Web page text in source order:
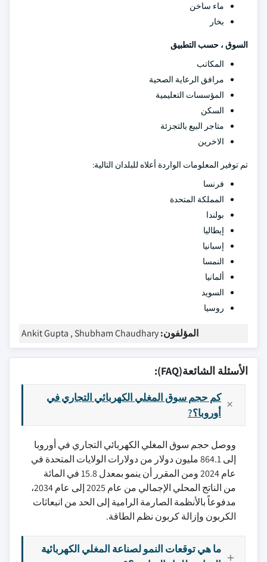
ماء ساخن
بخار
السوق ، حسب التطبيق
المكاتب
مرافق الرعاية الصحية
المؤسسات التعليمية
السكن
متاجر البيع بالتجزئة
الاخرين
تم توفير المعلومات الواردة أعلاه للبلدان التالية:
فرنسا
المملكة المتحدة
بولندا
إيطاليا
إسبانيا
النمسا
ألمانيا
السويد
روسيا
المؤلفون:Ankit Gupta , Shubham Chaudhary
الأسئلة الشائعة(FAQ):
كم حجم سوق المغلي الكهربائي التجاري في
أوروبا؟?
ووصل حجم سوق المغلي الكهربائي التجاري في أوروبا
إلى 864.1 مليون دولار من دولارات الولايات المتحدة في
عام 2024 ومن المقرر أن ينمو بمعدل 15.8 في المائة
من الناتج المحلي الإجمالي من عام 2025 إلى عام 2034،
مدفوعاً بالأنظمة الصارمة الرامية إلى الحد من انبعاثات
الكربون وإزالة كربون نظم الطاقة.
ما هي توقعات النمو لصناعة المغلي الكهربائية